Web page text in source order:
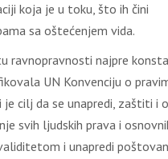
koja je u toku, što ih čini
sa oštećenjem vida.
ravnopravnosti najpre
UN Konvenciju o
cilj da se unapredi, zaštiti i
svih ljudskih prava i
i unapredi